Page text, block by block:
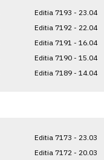
Editia 7193 - 23.04
Editia 7192 - 22.04
Editia 7191 - 16.04
Editia 7190 - 15.04
Editia 7189 - 14.04
Editia 7173 - 23.03
Editia 7172 - 20.03